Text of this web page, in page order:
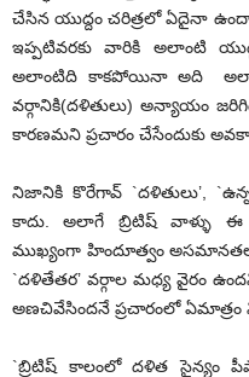
చేసిన యుద్దం చరిత్రలో ఏదైనా
ఇప్పటివరకు వారికి అలాంటి
అలాంటిది కాకపోయినా అది
వర్గానికి(దళితులు) అన్యాయం
కారణమని ప్రచారం చేసేందుకు
నిజానికి కొరేగావ్ `దళితులు’,
కాదు. అలాగే బ్రిటిష్ వాళ్ళు ఈ
ముఖ్యంగా హిందూత్వం
`దళితేతర’ వర్గాల మధ్య వైరం
అణచివేసిందనే ప్రచారంలో ఏమాత్రం
`బ్రిటిష్ కాలంలో దళిత సైన్యం